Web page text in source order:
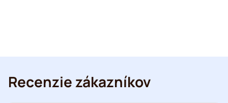
Recenzie zákazníkov